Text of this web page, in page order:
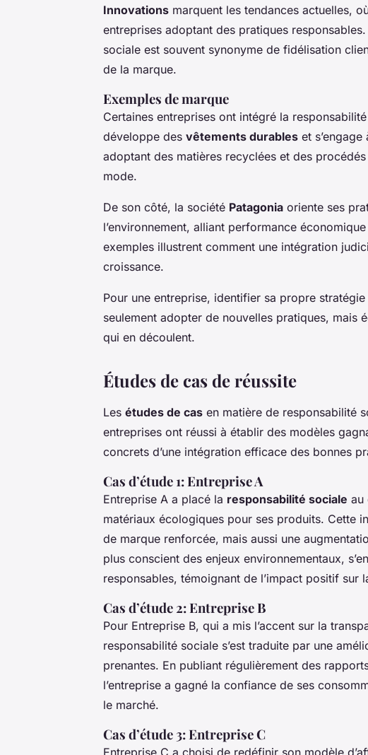
Innovations marquent les tendances actuelles,
entreprises adoptant des pratiques
sociale est souvent synonyme de fidélisation
de la marque.
Exemples de marque
Certaines entreprises ont intégré la
développe des vêtements durables et
adoptant des matières recyclées et des
mode.
De son côté, la société Patagonia oriente ses
l’environnement, alliant performance
exemples illustrent comment une intégration
croissance.
Pour une entreprise, identifier sa propre
seulement adopter de nouvelles pratiques, mais
qui en découlent.
Études de cas de réussite
Les études de cas en matière de responsabilité
entreprises ont réussi à établir des modèles
concrets d’une intégration efficace des bonnes
Cas d’étude 1: Entreprise A
Entreprise A a placé la responsabilité sociale au
matériaux écologiques pour ses produits. Cette
de marque renforcée, mais aussi une
plus conscient des enjeux environnementaux,
responsables, témoignant de l’impact positif sur
Cas d’étude 2: Entreprise B
Pour Entreprise B, qui a mis l’accent sur la
responsabilité sociale s’est traduite par une
prenantes. En publiant régulièrement des
l’entreprise a gagné la confiance de ses
le marché.
Cas d’étude 3: Entreprise C
Entreprise C a choisi de redéfinir son modèle